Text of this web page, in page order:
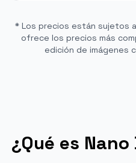
* Los precios están sujetos
ofrece los precios más
edición de imágenes
¿Qué es